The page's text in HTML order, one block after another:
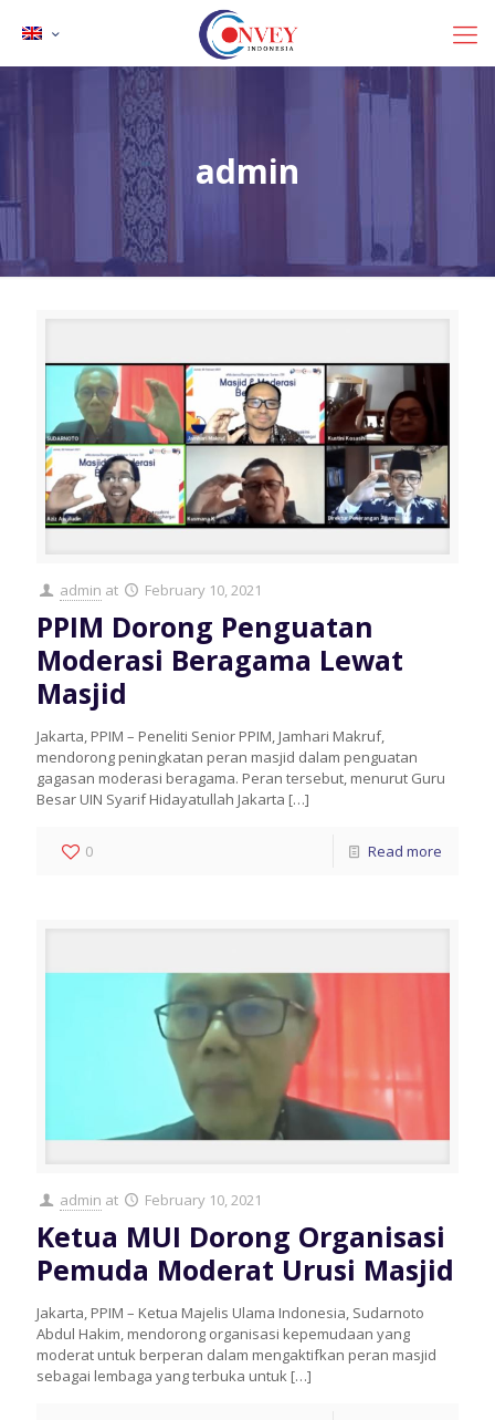
admin
admin at February 10, 2021
PPIM Dorong Penguatan
Moderasi Beragama Lewat
Masjid
Jakarta, PPIM – Peneliti Senior PPIM, Jamhari Makruf,
mendorong peningkatan peran masjid dalam penguatan
gagasan moderasi beragama. Peran tersebut, menurut Guru
Besar UIN Syarif Hidayatullah Jakarta […]
0 Read more
admin at February 10, 2021
Ketua MUI Dorong Organisasi
Pemuda Moderat Urusi Masjid
Jakarta, PPIM – Ketua Majelis Ulama Indonesia, Sudarnoto
Abdul Hakim, mendorong organisasi kepemudaan yang
moderat untuk berperan dalam mengaktifkan peran masjid
sebagai lembaga yang terbuka untuk […]